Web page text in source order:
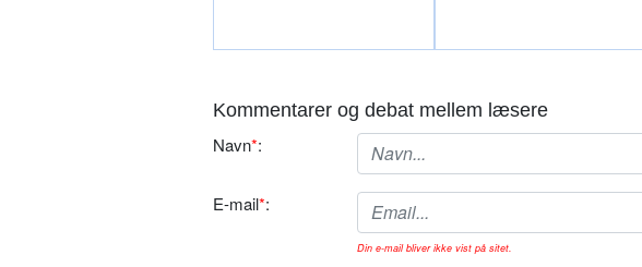
Kommentarer og debat mellem læsere
Navn*:
E-mail*:
Din e-mail bliver ikke vist på sitet.